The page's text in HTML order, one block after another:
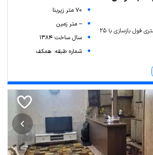
اپارتمان ط همکف ۷۰متری فول بازسازی با ۲۵
70 متر زیربنا
-- متر زمین
سال ساخت 1384
شماره طبقه: همکف